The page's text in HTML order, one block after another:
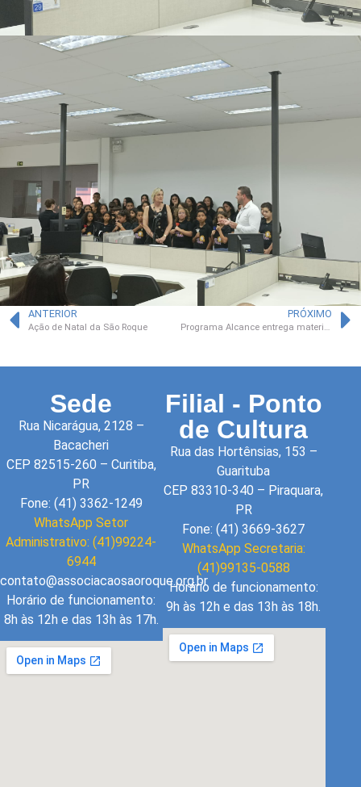
ANTERIOR
Ação de Natal da São Roque
PRÓXIMO
Programa Alcance entrega material escolar para crianças e adolescentes
Sede
Rua Nicarágua, 2128 –
Bacacheri
CEP 82515-260 – Curitiba,
PR
Fone: (41) 3362-1249
WhatsApp Setor
Administrativo: (41)99224-
6944
contato@associacaosaoroque.org.br
Horário de funcionamento:
8h às 12h e das 13h às 17h.
Filial - Ponto
de Cultura
Rua das Hortênsias, 153 –
Guarituba
CEP 83310-340 – Piraquara,
PR
Fone: (41) 3669-3627
WhatsApp Secretaria:
(41)99135-0588
Horário de funcionamento:
9h às 12h e das 13h às 18h.